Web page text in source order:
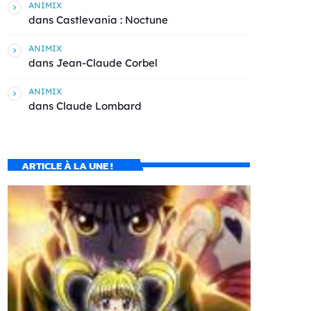
ANIMIX
dans Castlevania : Noctune
ANIMIX
dans Jean-Claude Corbel
ANIMIX
dans Claude Lombard
ARTICLE À LA UNE !